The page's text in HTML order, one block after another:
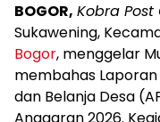
BOGOR, Kobra Post
Sukawening,
Bogor, menggelar
membahas
dan Belanja Desa